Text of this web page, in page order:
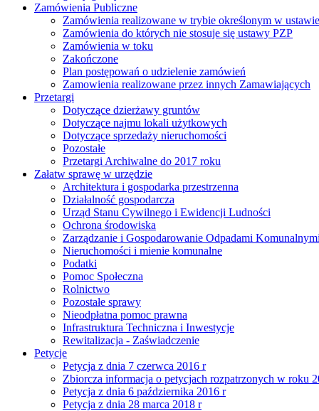
Zamówienia Publiczne
Zamówienia realizowane w trybie określonym w
Zamówienia do których nie stosuje się ustawy PZP
Zamówienia w toku
Zakończone
Plan postępowań o udzielenie zamówień
Zamowienia realizowane przez innych Zamawiających
Przetargi
Dotyczące dzierżawy gruntów
Dotyczące najmu lokali użytkowych
Dotyczące sprzedaży nieruchomości
Pozostałe
Przetargi Archiwalne do 2017 roku
Załatw sprawę w urzędzie
Architektura i gospodarka przestrzenna
Działalność gospodarcza
Urząd Stanu Cywilnego i Ewidencji Ludności
Ochrona środowiska
Zarządzanie i Gospodarowanie Odpadami Komunalnymi
Nieruchomości i mienie komunalne
Podatki
Pomoc Społeczna
Rolnictwo
Pozostałe sprawy
Nieodpłatna pomoc prawna
Infrastruktura Techniczna i Inwestycje
Rewitalizacja - Zaświadczenie
Petycje
Petycja z dnia 7 czerwca 2016 r
Zbiorcza informacja o petycjach rozpatrzonych w roku
Petycja z dnia 6 października 2016 r
Petycja z dnia 28 marca 2018 r